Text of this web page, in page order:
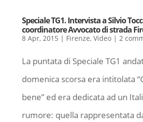
Speciale TG1. Intervista a Silvio
coordinatore Avvocato di strada
8 Apr, 2015 | Firenze, Video| 2
La puntata di Speciale TG1
domenica scorsa era intitolata
bene” ed era dedicata ad un
rumore: quella rappresentata